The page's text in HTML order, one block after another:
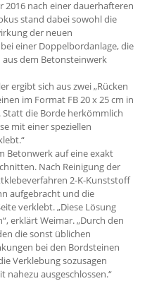
nach einer dauerhafteren
stand dabei sowohl die
der neuen
einer Doppelbordanlage, die
dem Betonsteinwerk
ergibt sich aus zwei „Rüc­ken
im Format FB 20 x 25 cm in
die Borde herkömmlich
mit einer speziellen
Betonwerk auf eine exakt
Nach Reinigung der
2-K-Kunststoff
aufgebracht und die
verklebt. „Diese Lösung
erklärt Weimar. „Durch den
die sonst üblichen
bei den Bordsteinen
Verklebung sozusagen
ausgeschlossen.“